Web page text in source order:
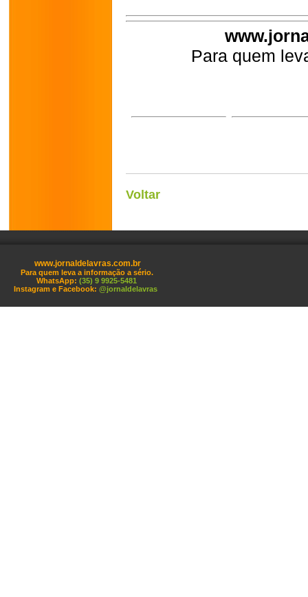
Para quem
Voltar
www.jornaldelavras.com.br
Para quem leva a informação a sério.
WhatsApp: (35) 9 9925-5481
Instagram e Facebook: @jornaldelavras